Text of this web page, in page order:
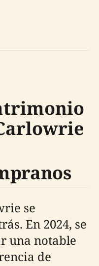
se
En 2024, se
una notable
de